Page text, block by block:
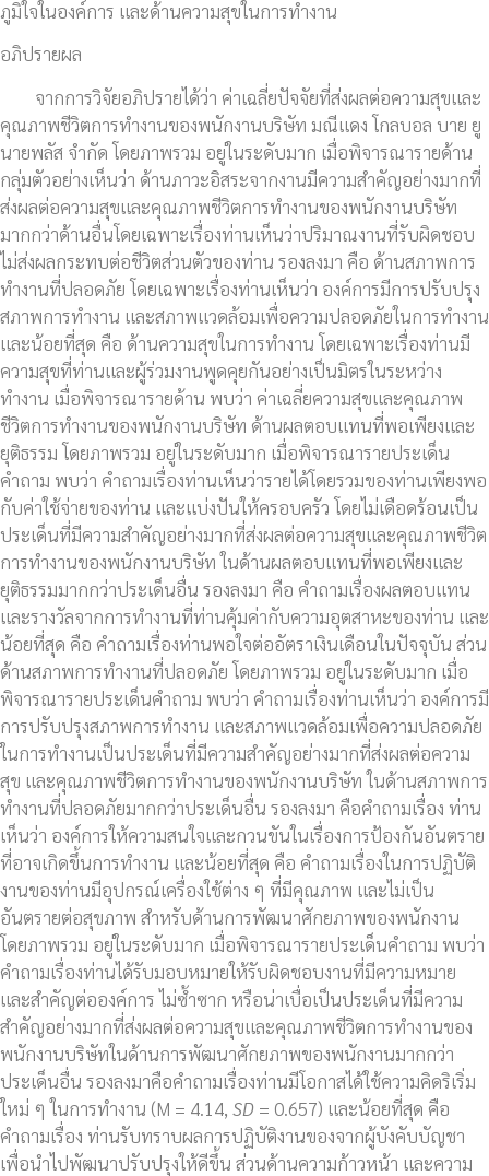
ภูมิใจในองค์การ และด้านความสุขในการทำงาน
อภิปรายผล
จากการวิจัยอภิปรายได้ว่า ค่าเฉลี่ยปัจจัยที่ส่งผลต่อความสุขและ
คุณภาพชีวิตการทำงานของพนักงานบริษัท มณีแดง โกลบอล บาย ยู
นายพลัส จำกัด โดยภาพรวม อยู่ในระดับมาก เมื่อพิจารณารายด้าน
กลุ่มตัวอย่างเห็นว่า ด้านภาวะอิสระจากงานมีความสำคัญอย่างมากที่
ส่งผลต่อความสุขและคุณภาพชีวิตการทำงานของพนักงานบริษัท
มากกว่าด้านอื่นโดยเฉพาะเรื่องท่านเห็นว่าปริมาณงานที่รับผิดชอบ
ไม่ส่งผลกระทบต่อชีวิตส่วนตัวของท่าน รองลงมา คือ ด้านสภาพการ
ทำงานที่ปลอดภัย โดยเฉพาะเรื่องท่านเห็นว่า องค์การมีการปรับปรุง
สภาพการทำงาน และสภาพแวดล้อมเพื่อความปลอดภัยในการทำงาน
และน้อยที่สุด คือ ด้านความสุขในการทำงาน โดยเฉพาะเรื่องท่านมี
ความสุขที่ท่านและผู้ร่วมงานพูดคุยกันอย่างเป็นมิตรในระหว่าง
ทำงาน เมื่อพิจารณารายด้าน พบว่า ค่าเฉลี่ยความสุขและคุณภาพ
ชีวิตการทำงานของพนักงานบริษัท ด้านผลตอบแทนที่พอเพียงและ
ยุติธรรม โดยภาพรวม อยู่ในระดับมาก เมื่อพิจารณารายประเด็น
คำถาม พบว่า คำถามเรื่องท่านเห็นว่ารายได้โดยรวมของท่านเพียงพอ
กับค่าใช้จ่ายของท่าน และแบ่งปันให้ครอบครัว โดยไม่เดือดร้อนเป็น
ประเด็นที่มีความสำคัญอย่างมากที่ส่งผลต่อความสุขและคุณภาพชีวิต
การทำงานของพนักงานบริษัท ในด้านผลตอบแทนที่พอเพียงและ
ยุติธรรมมากกว่าประเด็นอื่น รองลงมา คือ คำถามเรื่องผลตอบแทน
และรางวัลจากการทำงานที่ท่านคุ้มค่ากับความอุตสาหะของท่าน และ
น้อยที่สุด คือ คำถามเรื่องท่านพอใจต่ออัตราเงินเดือนในปัจจุบัน ส่วน
ด้านสภาพการทำงานที่ปลอดภัย โดยภาพรวม อยู่ในระดับมาก เมื่อ
พิจารณารายประเด็นคำถาม พบว่า คำถามเรื่องท่านเห็นว่า องค์การมี
การปรับปรุงสภาพการทำงาน และสภาพแวดล้อมเพื่อความปลอดภัย
ในการทำงานเป็นประเด็นที่มีความสำคัญอย่างมากที่ส่งผลต่อความ
สุข และคุณภาพชีวิตการทำงานของพนักงานบริษัท ในด้านสภาพการ
ทำงานที่ปลอดภัยมากกว่าประเด็นอื่น รองลงมา คือคำถามเรื่อง ท่าน
เห็นว่า องค์การให้ความสนใจและกวนขันในเรื่องการป้องกันอันตราย
ที่อาจเกิดขึ้นการทำงาน และน้อยที่สุด คือ คำถามเรื่องในการปฏิบัติ
งานของท่านมีอุปกรณ์เครื่องใช้ต่าง ๆ ที่มีคุณภาพ และไม่เป็น
อันตรายต่อสุขภาพ สำหรับด้านการพัฒนาศักยภาพของพนักงาน
โดยภาพรวม อยู่ในระดับมาก เมื่อพิจารณารายประเด็นคำถาม พบว่า
คำถามเรื่องท่านได้รับมอบหมายให้รับผิดชอบงานที่มีความหมาย
และสำคัญต่อองค์การ ไม่ซ้ำซาก หรือน่าเบื่อเป็นประเด็นที่มีความ
สำคัญอย่างมากที่ส่งผลต่อความสุขและคุณภาพชีวิตการทำงานของ
พนักงานบริษัทในด้านการพัฒนาศักยภาพของพนักงานมากกว่า
ประเด็นอื่น รองลงมาคือคำถามเรื่องท่านมีโอกาสได้ใช้ความคิดริเริ่ม
ใหม่ ๆ ในการทำงาน (M = 4.14, SD = 0.657) และน้อยที่สุด คือ
คำถามเรื่อง ท่านรับทราบผลการปฏิบัติงานของจากผู้บังคับบัญชา
เพื่อนำไปพัฒนาปรับปรุงให้ดีขึ้น ส่วนด้านความก้าวหน้า และความ